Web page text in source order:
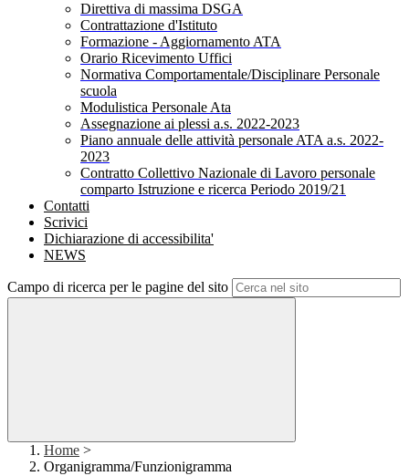
Direttiva di massima DSGA
Contrattazione d'Istituto
Formazione - Aggiornamento ATA
Orario Ricevimento Uffici
Normativa Comportamentale/Disciplinare Personale
scuola
Modulistica Personale Ata
Assegnazione ai plessi a.s. 2022-2023
Piano annuale delle attività personale ATA a.s. 2022-
2023
Contratto Collettivo Nazionale di Lavoro personale
comparto Istruzione e ricerca Periodo 2019/21
Contatti
Scrivici
Dichiarazione di accessibilita'
NEWS
Campo di ricerca per le pagine del sito
Home >
Organigramma/Funzionigramma